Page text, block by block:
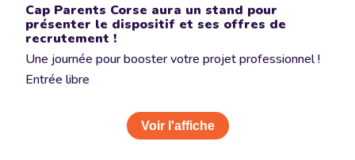
Cap Parents Corse aura un stand pour
présenter le dispositif et ses offres de
recrutement !
Une journée pour booster votre projet professionnel !
Entrée libre
Voir l'affiche